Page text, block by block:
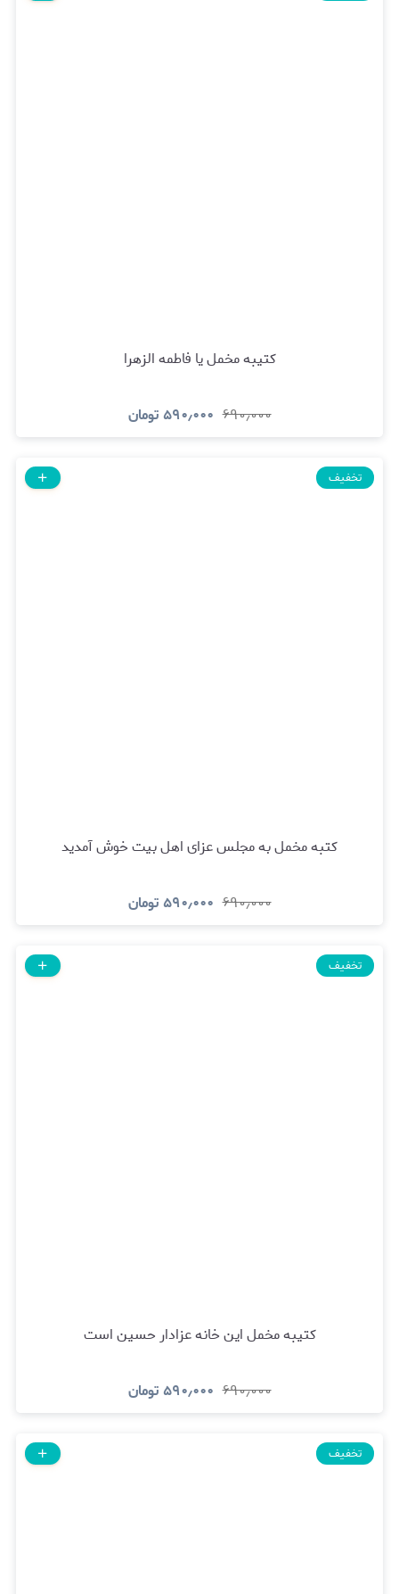
کتیبه مخمل یا فاطمه الزهرا
۶۹۰٫۰۰۰ ۵۹۰٫۰۰۰تومان
تخفیف
کتبه مخمل به مجلس عزای اهل بیت خوش آمدید
۶۹۰٫۰۰۰ ۵۹۰٫۰۰۰تومان
تخفیف
کتیبه مخمل این خانه عزادار حسین است
۶۹۰٫۰۰۰ ۵۹۰٫۰۰۰تومان
تخفیف